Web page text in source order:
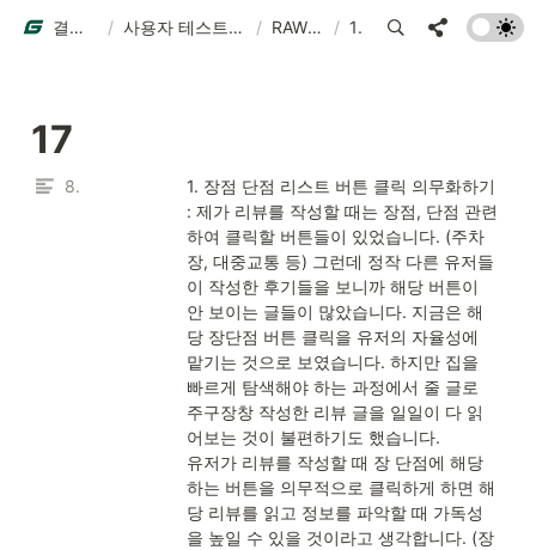
결과물 예시 / 사용자 테스트 결과물 예시 / RAW DATA / 17
17
8.
1. 장점 단점 리스트 버튼 클릭 의무화하기
: 제가 리뷰를 작성할 때는 장점, 단점 관련
하여 클릭할 버튼들이 있었습니다. (주차
장, 대중교통 등) 그런데 정작 다른 유저들
이 작성한 후기들을 보니까 해당 버튼이
안 보이는 글들이 많았습니다. 지금은 해
당 장단점 버튼 클릭을 유저의 자율성에
맡기는 것으로 보였습니다. 하지만 집을
빠르게 탐색해야 하는 과정에서 줄 글로
주구장창 작성한 리뷰 글을 일일이 다 읽
어보는 것이 불편하기도 했습니다.
유저가 리뷰를 작성할 때 장 단점에 해당
하는 버튼을 의무적으로 클릭하게 하면 해
당 리뷰를 읽고 정보를 파악할 때 가독성
을 높일 수 있을 것이라고 생각합니다. (장